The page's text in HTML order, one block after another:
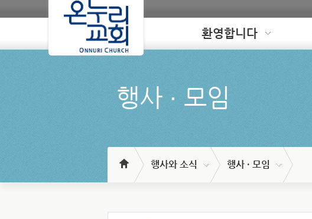
Loading 환영합니다
행사 ∙ 모임
행사와 소식 행사 · 모임